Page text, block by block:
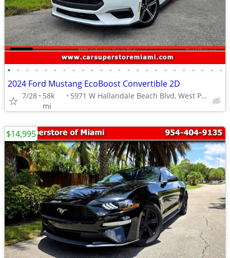
• • • • • • • • • • • • • • • • • • • • • • • •
2024 Ford Mustang EcoBoost Convertible 2D
7/28
58k
mi
5971 W Hallandale Beach Blvd, West Park
$14,995